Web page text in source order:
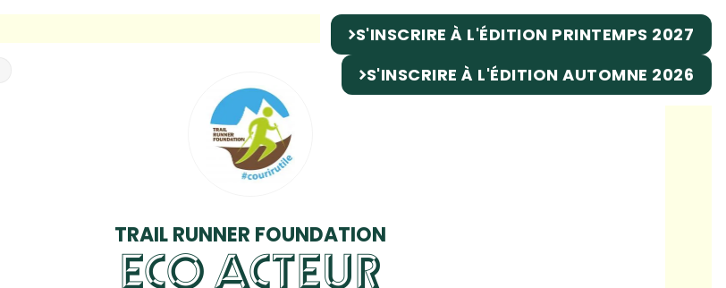
S'INSCRIRE À L'ÉDITION PRINTEMPS 2027
S'INSCRIRE À L'ÉDITION AUTOMNE 2026
TRAIL RUNNER FOUNDATION
ECO ACTEUR